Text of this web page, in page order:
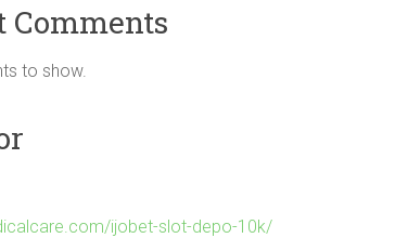
Comments
to show.
ijobet-slot-depo-10k/